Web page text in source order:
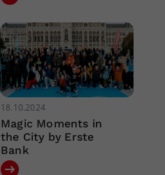
18.10.2024
Magic Moments in
the City by Erste
Bank